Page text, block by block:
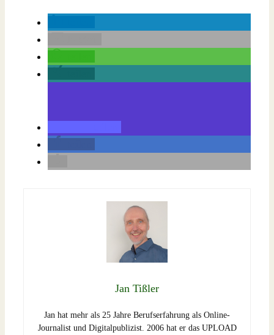
Jan Tißler
Jan hat mehr als 25 Jahre Berufserfahrung als Online-
Journalist und Digitalpublizist. 2006 hat er das UPLOAD